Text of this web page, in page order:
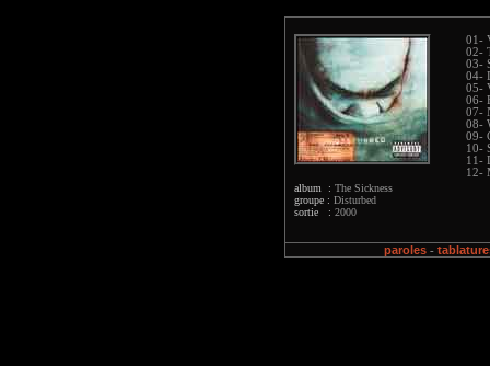
album : The Sickness
groupe : Disturbed
sortie : 2000
01-
02-
03-
04-
05-
06-
07-
08-
09-
10-
11-
12-
paroles -